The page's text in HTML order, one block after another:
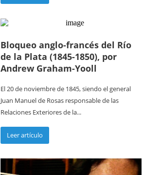
Bloqueo anglo-francés del Río
de la Plata (1845-1850), por
Andrew Graham-Yooll
El 20 de noviembre de 1845, siendo el general
Juan Manuel de Rosas responsable de las
Relaciones Exteriores de la...
Leer artículo